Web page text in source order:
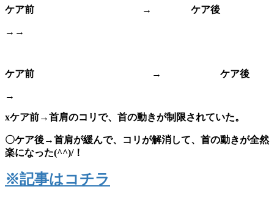
ケア前 → ケア後
→ →
ケア前 → ケア後
→
xケア前→首肩のコリで、首の動きが制限されていた。
〇ケア後→首肩が緩んで、コリが解消して、首の動きが全然
楽になった(^^)/！
※記事はコチラ